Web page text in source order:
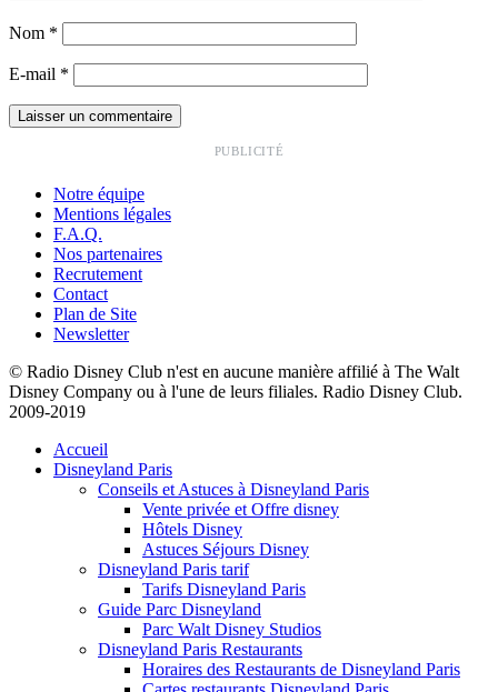
Nom *
E-mail *
PUBLICITÉ
Notre équipe
Mentions légales
F.A.Q.
Nos partenaires
Recrutement
Contact
Plan de Site
Newsletter
© Radio Disney Club n'est en aucune manière affilié à The Walt
Disney Company ou à l'une de leurs filiales. Radio Disney Club.
2009-2019
Accueil
Disneyland Paris
Conseils et Astuces à Disneyland Paris
Vente privée et Offre disney
Hôtels Disney
Astuces Séjours Disney
Disneyland Paris tarif
Tarifs Disneyland Paris
Guide Parc Disneyland
Parc Walt Disney Studios
Disneyland Paris Restaurants
Horaires des Restaurants de Disneyland Paris